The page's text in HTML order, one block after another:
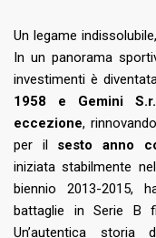
Un legame
In un panorama
investimenti è
1958 e Gemini
eccezione,
per il sesto anno
iniziata stabilmente
biennio 2013-2015,
battaglie in Serie B
Un’autentica storia